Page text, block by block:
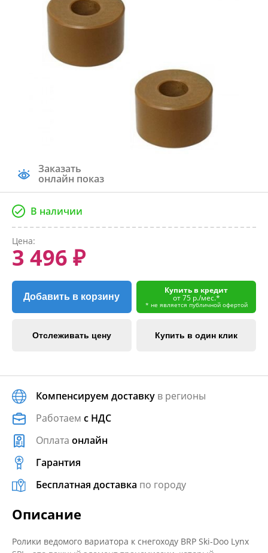
Заказать
онлайн показ
В наличии
Цена:
3 496 ₽
Добавить в корзину
Купить в кредит
от 75 р./мес.*
* не является публичной офертой
Отслеживать цену Купить в один клик
Компенсируем доставку в регионы
Работаем с НДС
Оплата онлайн
Гарантия
Бесплатная доставка по городу
Описание
Ролики ведомого вариатора к снегоходу BRP Ski-Doo Lynx